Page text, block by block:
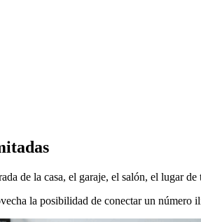
de la casa, el garaje, el salón, el lugar de
la posibilidad de conectar un número